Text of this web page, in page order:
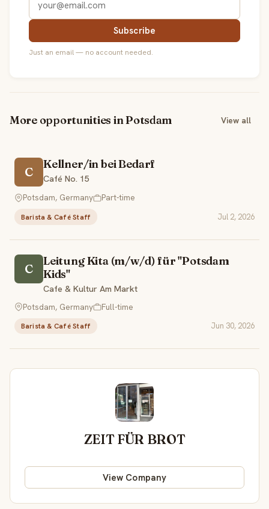
Subscribe
Just an email — no account needed.
More opportunities in Potsdam View all
C
Kellner/in bei Bedarf
Café No. 15
Potsdam, Germany
Part-time
Barista & Café Staff Jul 2, 2026
C
Leitung Kita (m/w/d) für "Potsdam
Kids"
Cafe & Kultur Am Markt
Potsdam, Germany
Full-time
Barista & Café Staff Jun 30, 2026
ZEIT FÜR BROT
View Company